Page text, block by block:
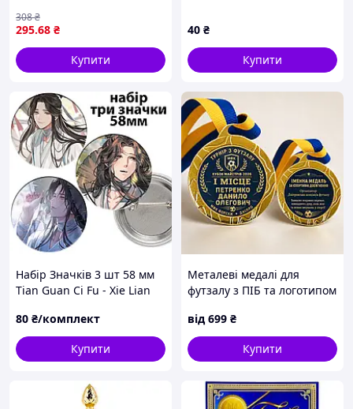
планш. 9*10 см у великому
пакеті 30*12 см kdm
295.68 ₴
308₴
Купити
40 ₴
Купити
Набір Значків 3 шт 58 мм
Tian Guan Ci Fu - Xie Lian
80 ₴/комплект
Купити
Металеві медалі для
футзалу з ПІБ та логотипом
від 699 ₴
Купити